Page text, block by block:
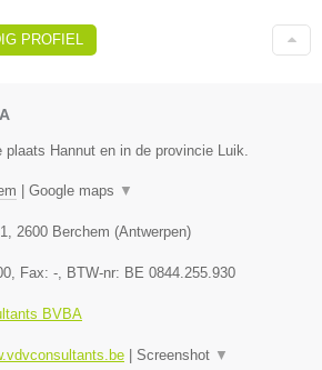
PROFIEL
plaats Hannut en in de provincie Luik.
Google maps ▼
, 2600 Berchem (Antwerpen)
, Fax: -, BTW-nr: BE 0844.255.930
BVBA
Screenshot ▼